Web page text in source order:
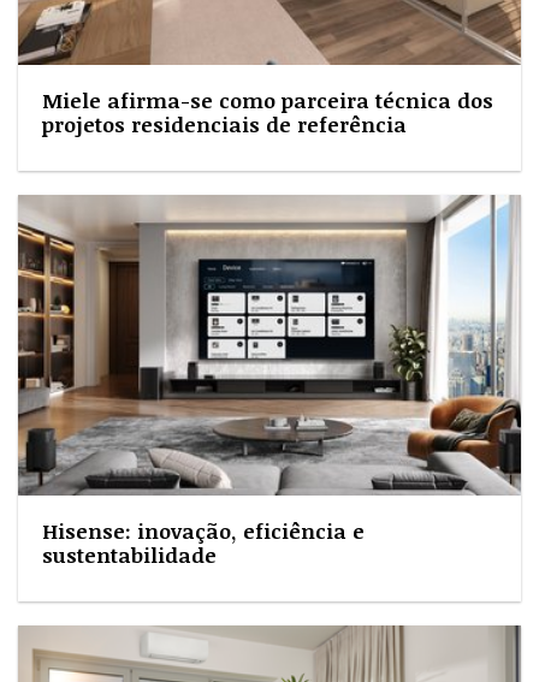
Miele afirma-se como parceira técnica dos
projetos residenciais de referência
Hisense: inovação, eficiência e
sustentabilidade